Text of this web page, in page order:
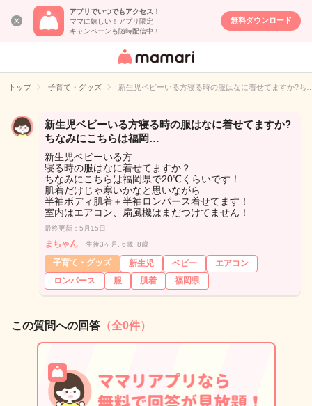
アプリでいつでもアクセス！
ママに嬉しい！アプリ限定
キャンペーンも随時配信中！
無料ダウンロード
女性専用匿名QA
イト
トップ 子育て・グッズ 新生児ベビーいる方寝る時の服はなに着せてますか?ち
新生児ベビーいる方寝る時の服はなに着せてますか?
ちなみにこちらは福岡…
新生児ベビーいる方
寝る時の服はなに着せてますか？
ちなみにこちらは福岡県で20℃くらいです！
肌着だけじゃ寒いかなと思いながら
半袖ボディ肌着＋半袖ロンパース着せてます！
室内はエアコン、扇風機はまだつけてません！
最終更新：5月15日
まちゃん 生後3ヶ月, 6歳, 8歳
子育て・グッズ 新生児 ベビー
エアコン
ロンパース
服 肌着 福岡県
この質問への回答 （全0件）